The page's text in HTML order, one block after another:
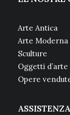
Arte Antica
Arte Moderna
Sculture
Oggetti d’arte
Opere